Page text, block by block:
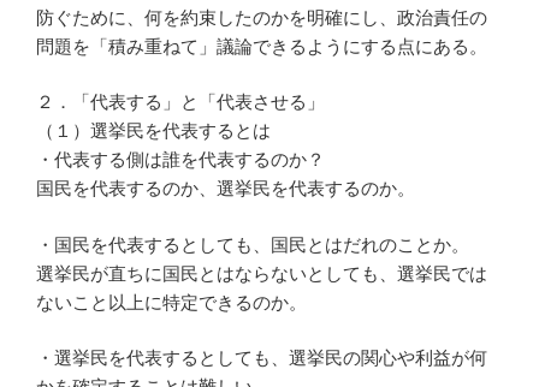
防ぐために、何を約束したのかを明確にし、政治責任の
問題を「積み重ねて」議論できるようにする点にある。
２．「代表する」と「代表させる」
（１）選挙民を代表するとは
・代表する側は誰を代表するのか？
国民を代表するのか、選挙民を代表するのか。
・国民を代表するとしても、国民とはだれのことか。
選挙民が直ちに国民とはならないとしても、選挙民では
ないこと以上に特定できるのか。
・選挙民を代表するとしても、選挙民の関心や利益が何